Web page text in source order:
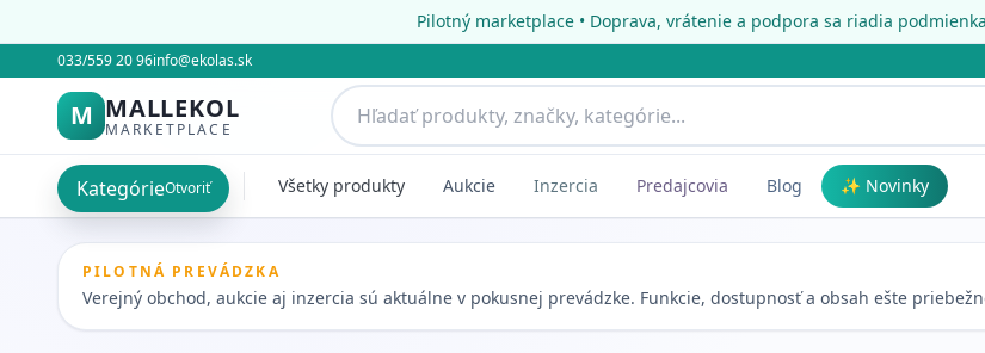
Pilotný marketplace • Doprava, vrátenie a podpora sa riadia
033/559 20 96info@ekolas.sk
M MALLEKOL
MARKETPLACE
KategórieOtvoriť Všetky produkty Aukcie Inzercia Predajcovia Blog ✨ Novinky
PILOTNÁ PREVÁDZKA
Verejný obchod, aukcie aj inzercia sú aktuálne v pokusnej prevádzke. Funkcie, dostupnosť a obsah ešte